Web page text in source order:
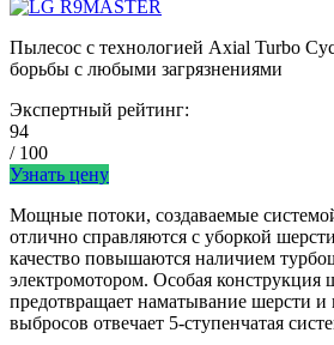
Пылесос с технологией Axial Turbo
борьбы с любыми загрязнениями
Экспертный рейтинг:
94
/ 100
Узнать цену
Мощные потоки, создаваемые
отлично справляются с уборкой
качество повышаются наличием
электромотором. Особая конструкция
предотвращает наматывание шерсти и
выбросов отвечает 5-ступенчатая